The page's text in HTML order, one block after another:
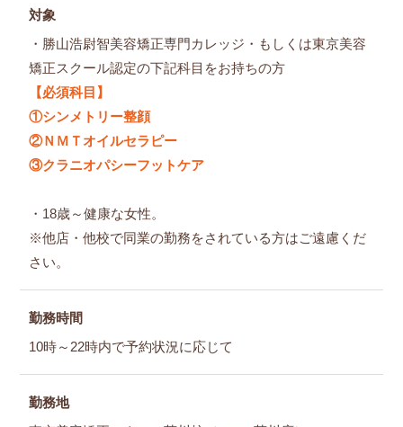
対象
・勝山浩尉智美容矯正専門カレッジ・もしくは東京美容
矯正スクール認定の下記科目をお持ちの方
【必須科目】
①シンメトリー整顔
②ＮＭＴオイルセラピー
③クラニオパシーフットケア
・18歳～健康な女性。
※他店・他校で同業の勤務をされている方はご遠慮くだ
さい。
勤務時間
10時～22時内で予約状況に応じて
勤務地